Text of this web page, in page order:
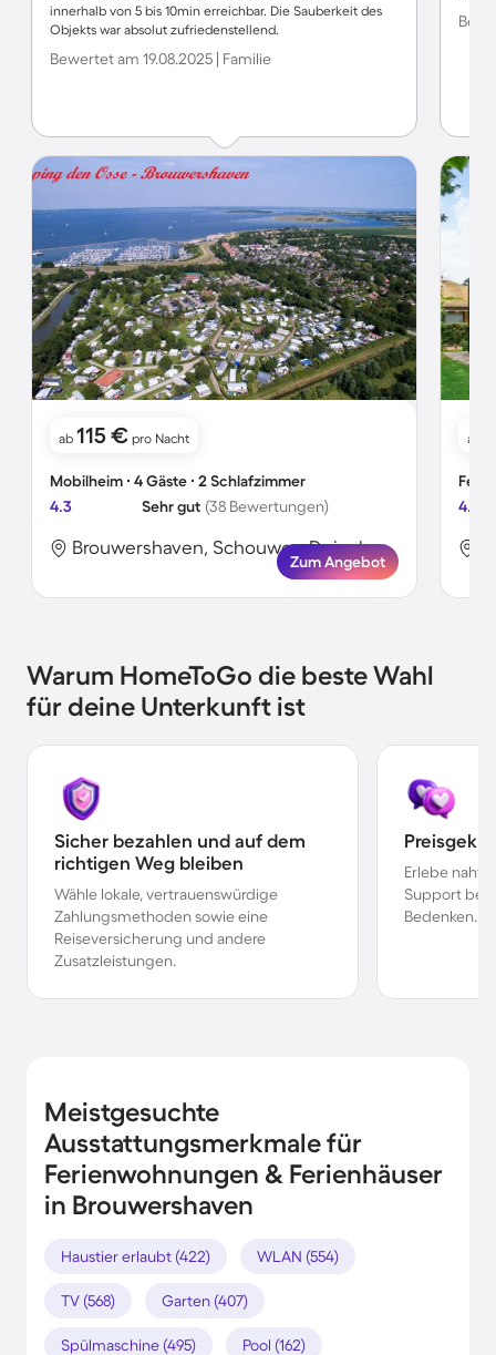
innerhalb von 5 bis 10min erreichbar. Die Sauberkeit des
Objekts war absolut zufriedenstellend.
Bewertet am 19.08.2025 | Familie
ab 115 € pro Nacht
Mobilheim ∙ 4 Gäste ∙ 2 Schlafzimmer
4.3
Sehr gut (38 Bewertungen)
Brouwershaven, Schouwen-Duiveland, Niederlande
Zum Angebot
ab
4.1
Warum HomeToGo die beste Wahl
für deine Unterkunft ist
Sicher bezahlen und auf dem
richtigen Weg bleiben
Wähle lokale, vertrauenswürdige
Zahlungsmethoden sowie eine
Reiseversicherung und andere
Zusatzleistungen.
Erlebe
Support bei
Bedenken.
Meistgesuchte
Ausstattungsmerkmale für
Ferienwohnungen & Ferienhäuser
in Brouwershaven
Haustier erlaubt (422) WLAN (554)
TV (568) Garten (407)
Spülmaschine (495) Pool (162)